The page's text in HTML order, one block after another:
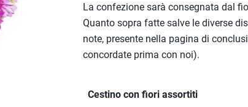
La confezione sarà consegnata dal
Quanto sopra fatte salve le diverse
note, presente nella pagina di
concordate prima con noi).
Cestino con fiori assortiti